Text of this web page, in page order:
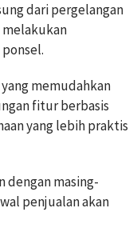
dari pergelangan
melakukan
memudahkan
fitur berbasis
yang lebih praktis
dengan masing-
penjualan akan